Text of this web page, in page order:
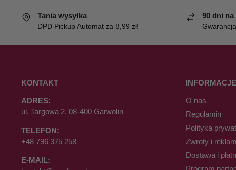
Tania wysyłka
DPD Pickup Automat za 8,99 zł!
90 dni
KONTAKT
ADRES:
ul. Targowa 2, 08-400 Garwolin
TELEFON:
+48 796 375 258
E-MAIL:
INFORMACJE
O nas
Regulamin
Polityka
Zwroty i
Dostawa i